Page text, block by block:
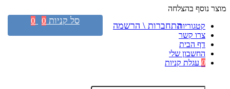
מוצר נוסף בהצלחה
קטגוריות
צרו קשר
דף הבית
החשבון שלי
0 עגלת קניות
התחברות \ הרשמה סל קניות 0
0